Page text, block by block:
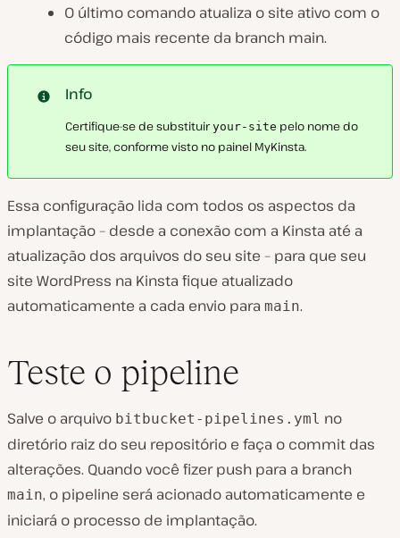
O último comando atualiza o site ativo com o
código mais recente da branch main.
Info
Certifique-se de substituir your-site pelo nome do
seu site, conforme visto no painel MyKinsta.
Essa configuração lida com todos os aspectos da
implantação – desde a conexão com a Kinsta até a
atualização dos arquivos do seu site – para que seu
site WordPress na Kinsta fique atualizado
automaticamente a cada envio para main.
Teste o pipeline
Salve o arquivo bitbucket-pipelines.yml no
diretório raiz do seu repositório e faça o commit das
alterações. Quando você fizer push para a branch
main, o pipeline será acionado automaticamente e
iniciará o processo de implantação.